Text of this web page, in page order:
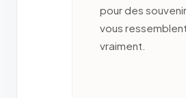
pour des
vous ressemblent
vraiment.